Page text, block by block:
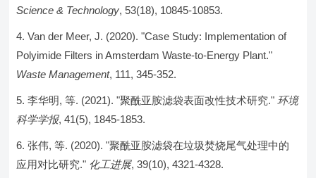
Science & Technology, 53(18), 10845-10853.
Van der Meer, J. (2020). "Case Study: Implementation of
Polyimide Filters in Amsterdam Waste-to-Energy Plant."
Waste Management, 111, 345-352.
李华明, 等. (2021). "聚酰亚胺滤袋表面改性技术研究."环境
科学学报, 41(5), 1845-1853.
张伟, 等. (2020). "聚酰亚胺滤袋在垃圾焚烧尾气处理中的
应用对比研究." 化工进展, 39(10), 4321-4328.